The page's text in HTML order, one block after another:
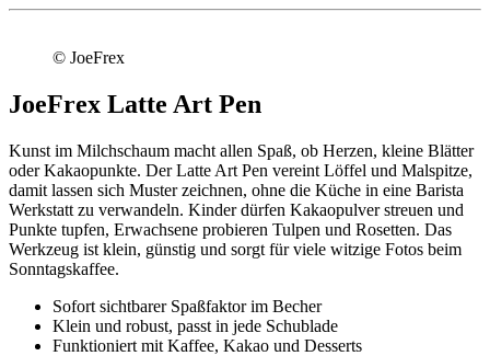
© JoeFrex
JoeFrex Latte Art Pen
Kunst im Milchschaum macht allen Spaß, ob Herzen, kleine Blätter
oder Kakaopunkte. Der Latte Art Pen vereint Löffel und Malspitze,
damit lassen sich Muster zeichnen, ohne die Küche in eine Barista
Werkstatt zu verwandeln. Kinder dürfen Kakaopulver streuen und
Punkte tupfen, Erwachsene probieren Tulpen und Rosetten. Das
Werkzeug ist klein, günstig und sorgt für viele witzige Fotos beim
Sonntagskaffee.
Sofort sichtbarer Spaßfaktor im Becher
Klein und robust, passt in jede Schublade
Funktioniert mit Kaffee, Kakao und Desserts